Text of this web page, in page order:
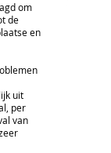
om
de
en
uit
per
van